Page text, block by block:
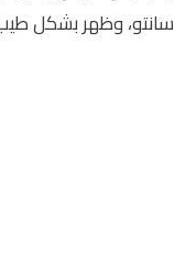
سانتو، وظهر بشكل